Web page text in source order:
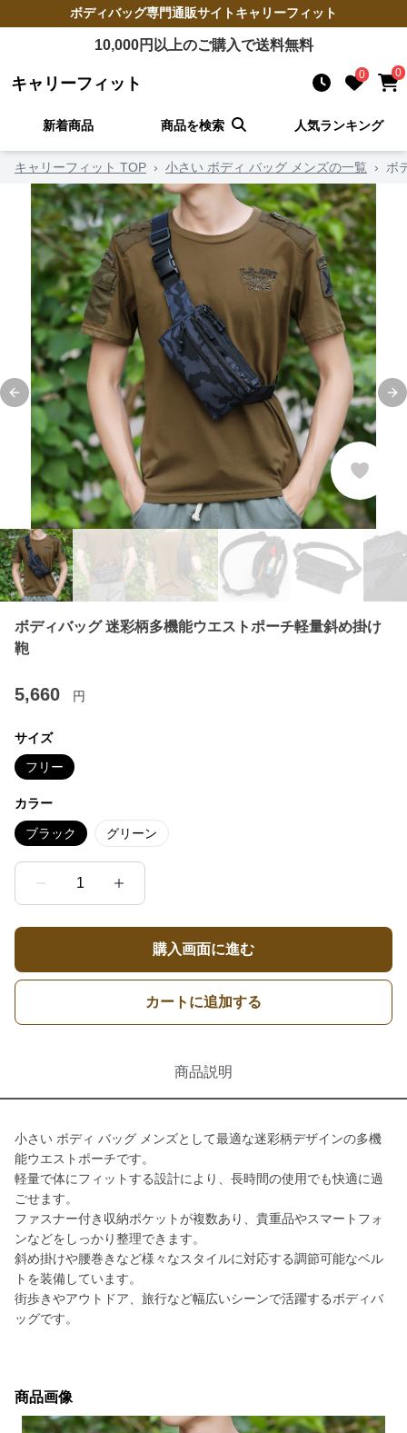
ボディバッグ専門通販サイトキャリーフィット
10,000円以上のご購入で送料無料
キャリーフィット 0 0
新着商品 商品を検索 人気ランキング
キャリーフィット TOP › 小さい ボディ バッグ メンズの一覧 › ボ
Previous slide
ボディバッグ 迷彩柄多機能ウエストポーチ軽量斜め掛け
鞄
5,660 円
サイズ
フリー
カラー
ブラック グリーン
1
購入画面に進む
カートに追加する
商品説明
小さい ボディ バッグ メンズとして最適な迷彩柄デザインの多機
能ウエストポーチです。
軽量で体にフィットする設計により、長時間の使用でも快適に過
ごせます。
ファスナー付き収納ポケットが複数あり、貴重品やスマートフォ
ンなどをしっかり整理できます。
斜め掛けや腰巻きなど様々なスタイルに対応する調節可能なベル
トを装備しています。
街歩きやアウトドア、旅行など幅広いシーンで活躍するボディバ
ッグです。
商品画像